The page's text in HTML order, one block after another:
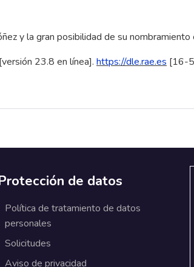
y la gran posibilidad de su nombramiento
23.8 en línea]. https://dle.rae.es [16-
de datos
Política de tratamiento de datos
personales
Solicitudes
Aviso de privacidad